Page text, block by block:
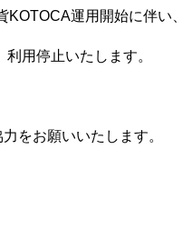
運用開始に伴い、
用停止いたします。
お願いいたします。